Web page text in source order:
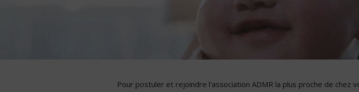
Pour postuler et rejoindre l'association ADMR la plus proche de chez